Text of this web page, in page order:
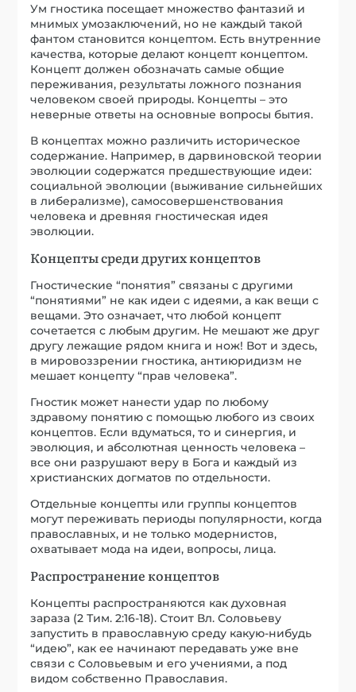
Ум гностика посещает множество фантазий и
мнимых умозаключений, но не каждый такой
фантом становится концептом. Есть внутренние
качества, которые делают концепт концептом.
Концепт должен обозначать самые общие
переживания, результаты ложного познания
человеком своей природы. Концепты – это
неверные ответы на основные вопросы бытия.
В концептах можно различить историческое
содержание. Например, в дарвиновской теории
эволюции содержатся предшествующие идеи:
социальной эволюции (выживание сильнейших
в либерализме), самосовершенствования
человека и древняя гностическая идея
эволюции.
Концепты среди других концептов
Гностические “понятия” связаны с другими
“понятиями” не как идеи с идеями, а как вещи с
вещами. Это означает, что любой концепт
сочетается с любым другим. Не мешают же друг
другу лежащие рядом книга и нож! Вот и здесь,
в мировоззрении гностика, антиюридизм не
мешает концепту “прав человека”.
Гностик может нанести удар по любому
здравому понятию с помощью любого из своих
концептов. Если вдуматься, то и синергия, и
эволюция, и абсолютная ценность человека –
все они разрушают веру в Бога и каждый из
христианских догматов по отдельности.
Отдельные концепты или группы концептов
могут переживать периоды популярности, когда
православных, и не только модернистов,
охватывает мода на идеи, вопросы, лица.
Распространение концептов
Концепты распространяются как духовная
зараза (2 Тим. 2:16-18). Стоит Вл. Соловьеву
запустить в православную среду какую-нибудь
“идею”, как ее начинают передавать уже вне
связи с Соловьевым и его учениями, а под
видом собственно Православия.